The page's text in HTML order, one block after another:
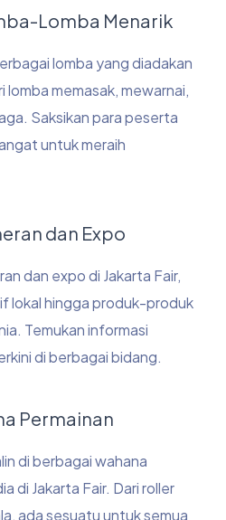
Lomba Menarik
lomba yang diadakan
lomba memasak, mewarnai,
Saksikan para peserta
untuk meraih
dan Expo
dan expo di Jakarta Fair,
lokal hingga produk-produk
Temukan informasi
di berbagai bidang.
Permainan
di berbagai wahana
di Jakarta Fair. Dari roller
ada sesuatu untuk semua